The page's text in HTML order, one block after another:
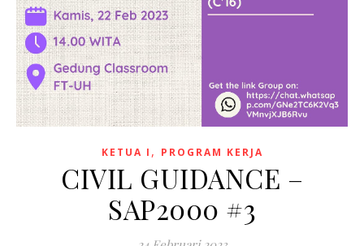
KETUA I , PROGRAM KERJA
CIVIL GUIDANCE –
SAP2000 #3